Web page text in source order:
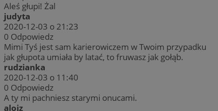
Aleś głupi! Żal
judyta
2020-12-03 o 21:23
0 Odpowiedz
Mimi Tyś jest sam karierowiczem w Twoim przypadku
jak głupota umiała by latać, to fruwasz jak gołąb.
rudzianka
2020-12-03 o 11:40
0 Odpowiedz
A ty mi pachniesz starymi onucami.
alojz